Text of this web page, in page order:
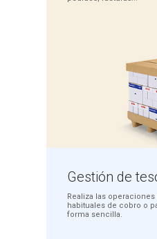
Gestiónde
Realiza las operaciones
habituales de cobro o
forma sencilla.